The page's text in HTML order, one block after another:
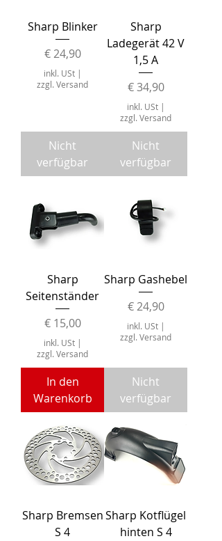
Sharp Blinker
Preis
€ 24,90
inkl. USt|
zzgl. Versand
Nicht
verfügbar
Sharp
Ladegerät 42 V
1,5 A
Preis
€ 34,90
inkl. USt|
zzgl. Versand
Nicht
verfügbar
Sharp
Seitenständer
Preis
€ 15,00
inkl. USt|
zzgl. Versand
In den
Warenkorb
Sharp Gashebel
Preis
€ 24,90
inkl. USt|
zzgl. Versand
Nicht
verfügbar
Sharp Bremsen
S 4
Sharp Kotflügel
hinten S 4